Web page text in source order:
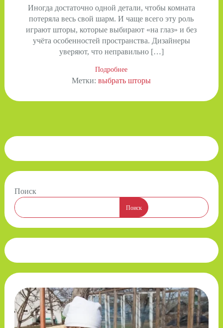
Иногда достаточно одной детали, чтобы комната
потеряла весь свой шарм. И чаще всего эту роль
играют шторы, которые выбирают «на глаз» и без
учёта особенностей пространства. Дизайнеры
уверяют, что неправильно […]
Подробнее
Метки:выбрать шторы
Поиск
Поиск